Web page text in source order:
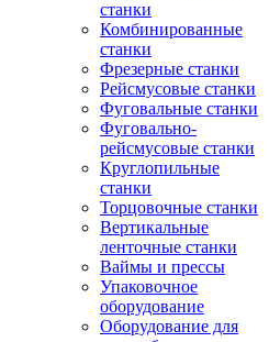
станки
Комбинированные
станки
Фрезерные станки
Рейсмусовые станки
Фуговальные станки
Фуговально-
рейсмусовые станки
Круглопильные
станки
Торцовочные станки
Вертикальные
ленточные станки
Ваймы и прессы
Упаковочное
оборудование
Оборудование для